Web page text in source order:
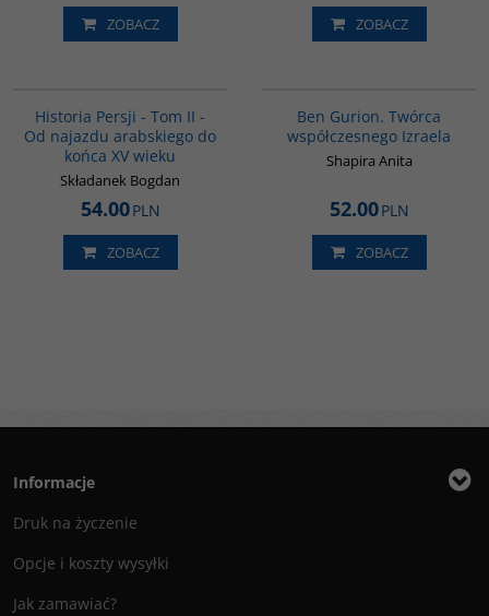
ZOBACZ ZOBACZ
Historia Persji - Tom II -
Od najazdu arabskiego do
końca XV wieku
Składanek Bogdan
54.00PLN
ZOBACZ
Ben Gurion. Twórca
współczesnego Izraela
Shapira Anita
52.00PLN
ZOBACZ
Informacje
Druk na życzenie
Opcje i koszty wysyłki
Jak zamawiać?